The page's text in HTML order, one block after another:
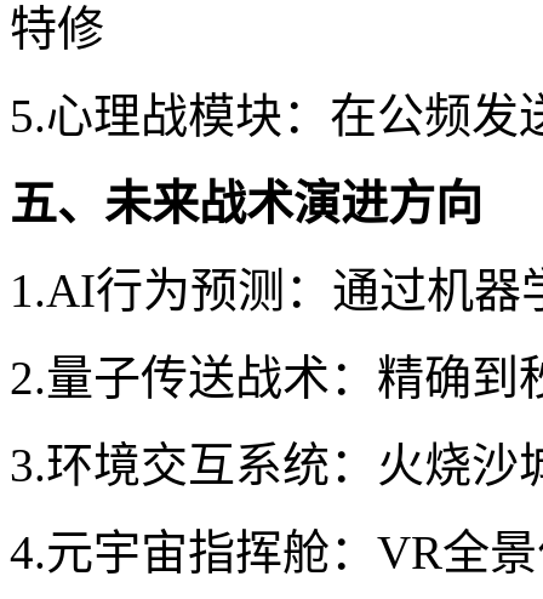
特修
5.心理战模块：在公频
五、未来战术演进方向
1.AI行为预测：通过机器
2.量子传送战术：精确到
3.环境交互系统：火烧沙
4.元宇宙指挥舱：VR全